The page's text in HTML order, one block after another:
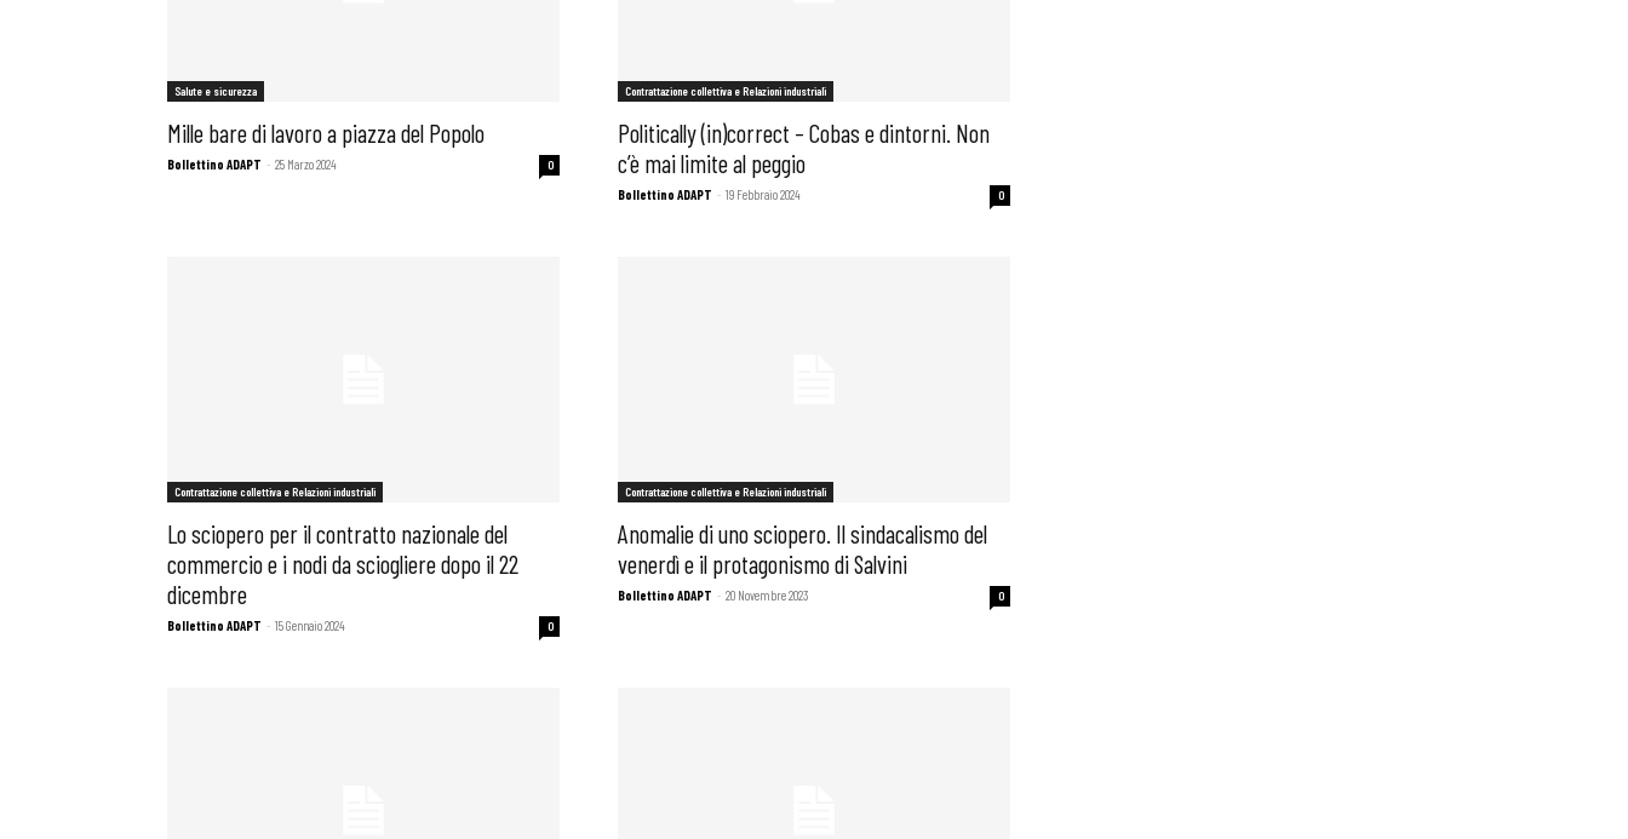
Salute e sicurezza
Mille bare di lavoro a piazza del Popolo
Bollettino ADAPT - 25 Marzo 2024 0
Contrattazione collettiva e Relazioni industriali
Politically (in)correct – Cobas e dintorni. Non
c’è mai limite al peggio
Bollettino ADAPT - 19 Febbraio 2024 0
Contrattazione collettiva e Relazioni industriali
Lo sciopero per il contratto nazionale del
commercio e i nodi da sciogliere dopo il 22
dicembre
Bollettino ADAPT - 15 Gennaio 2024 0
Contrattazione collettiva e Relazioni industriali
Anomalie di uno sciopero. Il sindacalismo del
venerdì e il protagonismo di Salvini
Bollettino ADAPT - 20 Novembre 2023 0